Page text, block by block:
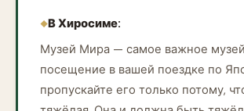
В Хиросиме:
Музей Мира — самое важное
посещение в вашей поездке по
пропускайте его только потому,